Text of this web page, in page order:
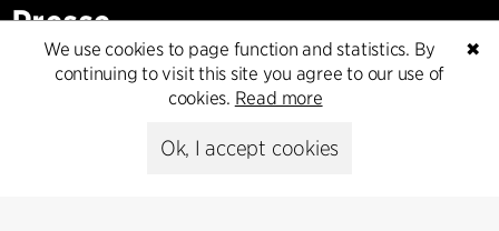
Presse
Head of Communications
Peter Sikker Rasmussen
✖
We use cookies to page function and statistics. By
continuing to visit this site you agree to our use of
cookies. Read more
Ok, I accept cookies